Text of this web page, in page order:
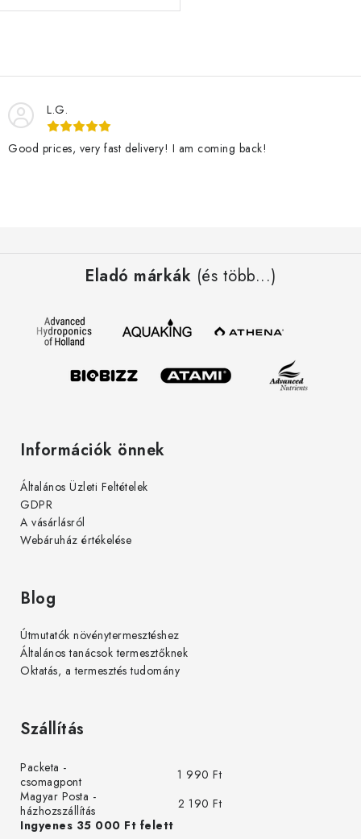
i
s
t
a
L.G.
Good prices, very fast delivery! I am coming back!
Eladó márkák (és több...)
Információk önnek
Általános Üzleti Feltételek
GDPR
A vásárlásról
Webáruház értékelése
Blog
Útmutatók növénytermesztéshez
Általános tanácsok termesztőknek
Oktatás, a termesztés tudomány
Szállítás
Packeta -
csomagpont
1 990 Ft
Magyar Posta -
házhozszállítás
2 190 Ft
Ingyenes 35 000 Ft felett